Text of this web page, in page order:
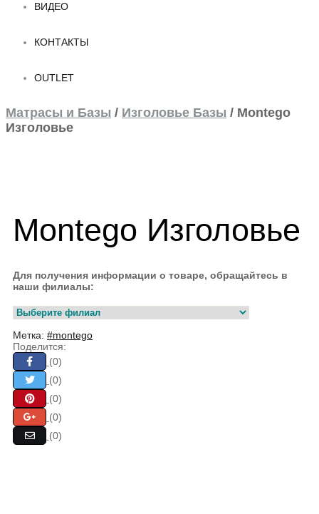
ВИДЕО
КОНТАКТЫ
OUTLET
Матрасы и Базы / Изголовьe Базы / Montego
Изголовье
Montego Изголовье
Для получения информации о товаре, обращайтесь в
наши филиалы:
Метка: #montego
Поделится:
(0)
(0)
(0)
(0)
(0)